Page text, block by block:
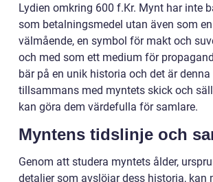
Lydien omkring 600 f.Kr. Mynt har inte
som betalningsmedel utan även som
välmående, en symbol för makt och
och med som ett medium för
bär på en unik historia och det är
tillsammans med myntets skick och
kan göra dem värdefulla för samlare.
Myntens tidslinje och
Genom att studera myntets ålder,
detaljer som avslöjar dess historia, kan